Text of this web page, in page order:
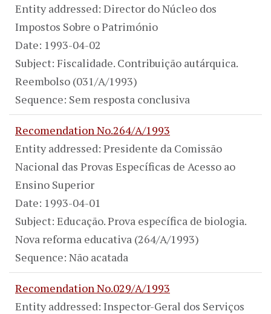
Entity addressed: Director do Núcleo dos
Impostos Sobre o Património
Date: 1993-04-02
Subject: Fiscalidade. Contribuição autárquica.
Reembolso (031/A/1993)
Sequence: Sem resposta conclusiva
Recomendation No.264/A/1993
Entity addressed: Presidente da Comissão
Nacional das Provas Específicas de Acesso ao
Ensino Superior
Date: 1993-04-01
Subject: Educação. Prova específica de biologia.
Nova reforma educativa (264/A/1993)
Sequence: Não acatada
Recomendation No.029/A/1993
Entity addressed: Inspector-Geral dos Serviços